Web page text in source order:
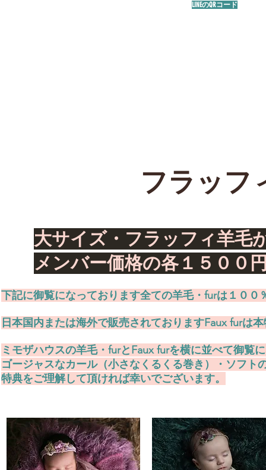
LINEのQRコード
フラッフ
大サイズ・フラッフィ羊
メンバー価格の各１５０
下記に御覧になっております全ての羊毛・furは１００
日本国内または海外で販売されておりますFaux furは
ミモザハウスの羊毛・furとFaux furを横に並べて御覧
ゴージャスなカール（小さなくるくる巻き）・ソフ
特典をご理解して頂ければ幸いでございます。